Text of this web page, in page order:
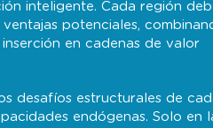
inteligente. Cada región
potenciales,
en cadenas de valor
desafíos estructurales de
endógenas. Solo en